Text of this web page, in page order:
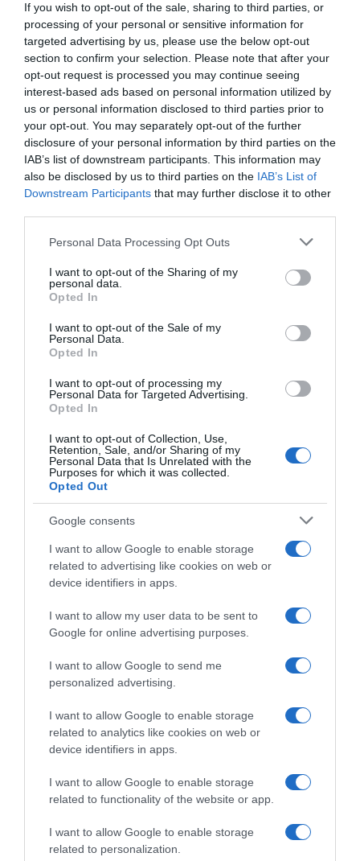
If you wish to opt-out of the sale, sharing to third parties, or
processing of your personal or sensitive information for
targeted advertising by us, please use the below opt-out
section to confirm your selection. Please note that after your
opt-out request is processed you may continue seeing
interest-based ads based on personal information utilized by
us or personal information disclosed to third parties prior to
your opt-out. You may separately opt-out of the further
disclosure of your personal information by third parties on the
IAB’s list of downstream participants. This information may
also be disclosed by us to third parties on the IAB’s List of
Downstream Participants that may further disclose it to other
Please note that this website/app uses one or more Google
not limited to your visit or usage behaviour. You may click to
grant or deny consent to Google and its third-party tags to
use your data for below specified purposes in below Google
consent section.
Personal Data Processing Opt Outs
I want to opt-out of the Sharing of my
personal data.
Opted In
I want to opt-out of the Sale of my
Personal Data.
Opted In
I want to opt-out of processing my
Personal Data for Targeted Advertising.
Opted In
I want to opt-out of Collection, Use,
Retention, Sale, and/or Sharing of my
Personal Data that Is Unrelated with the
Purposes for which it was collected.
Opted Out
Google consents
I want to allow Google to enable storage
related to advertising like cookies on web or
device identifiers in apps.
I want to allow my user data to be sent to
Google for online advertising purposes.
I want to allow Google to send me
personalized advertising.
I want to allow Google to enable storage
related to analytics like cookies on web or
device identifiers in apps.
I want to allow Google to enable storage
related to functionality of the website or app.
I want to allow Google to enable storage
related to personalization.
ΣΧΟΛΙΑ
ΕΛΛΑΔΑ